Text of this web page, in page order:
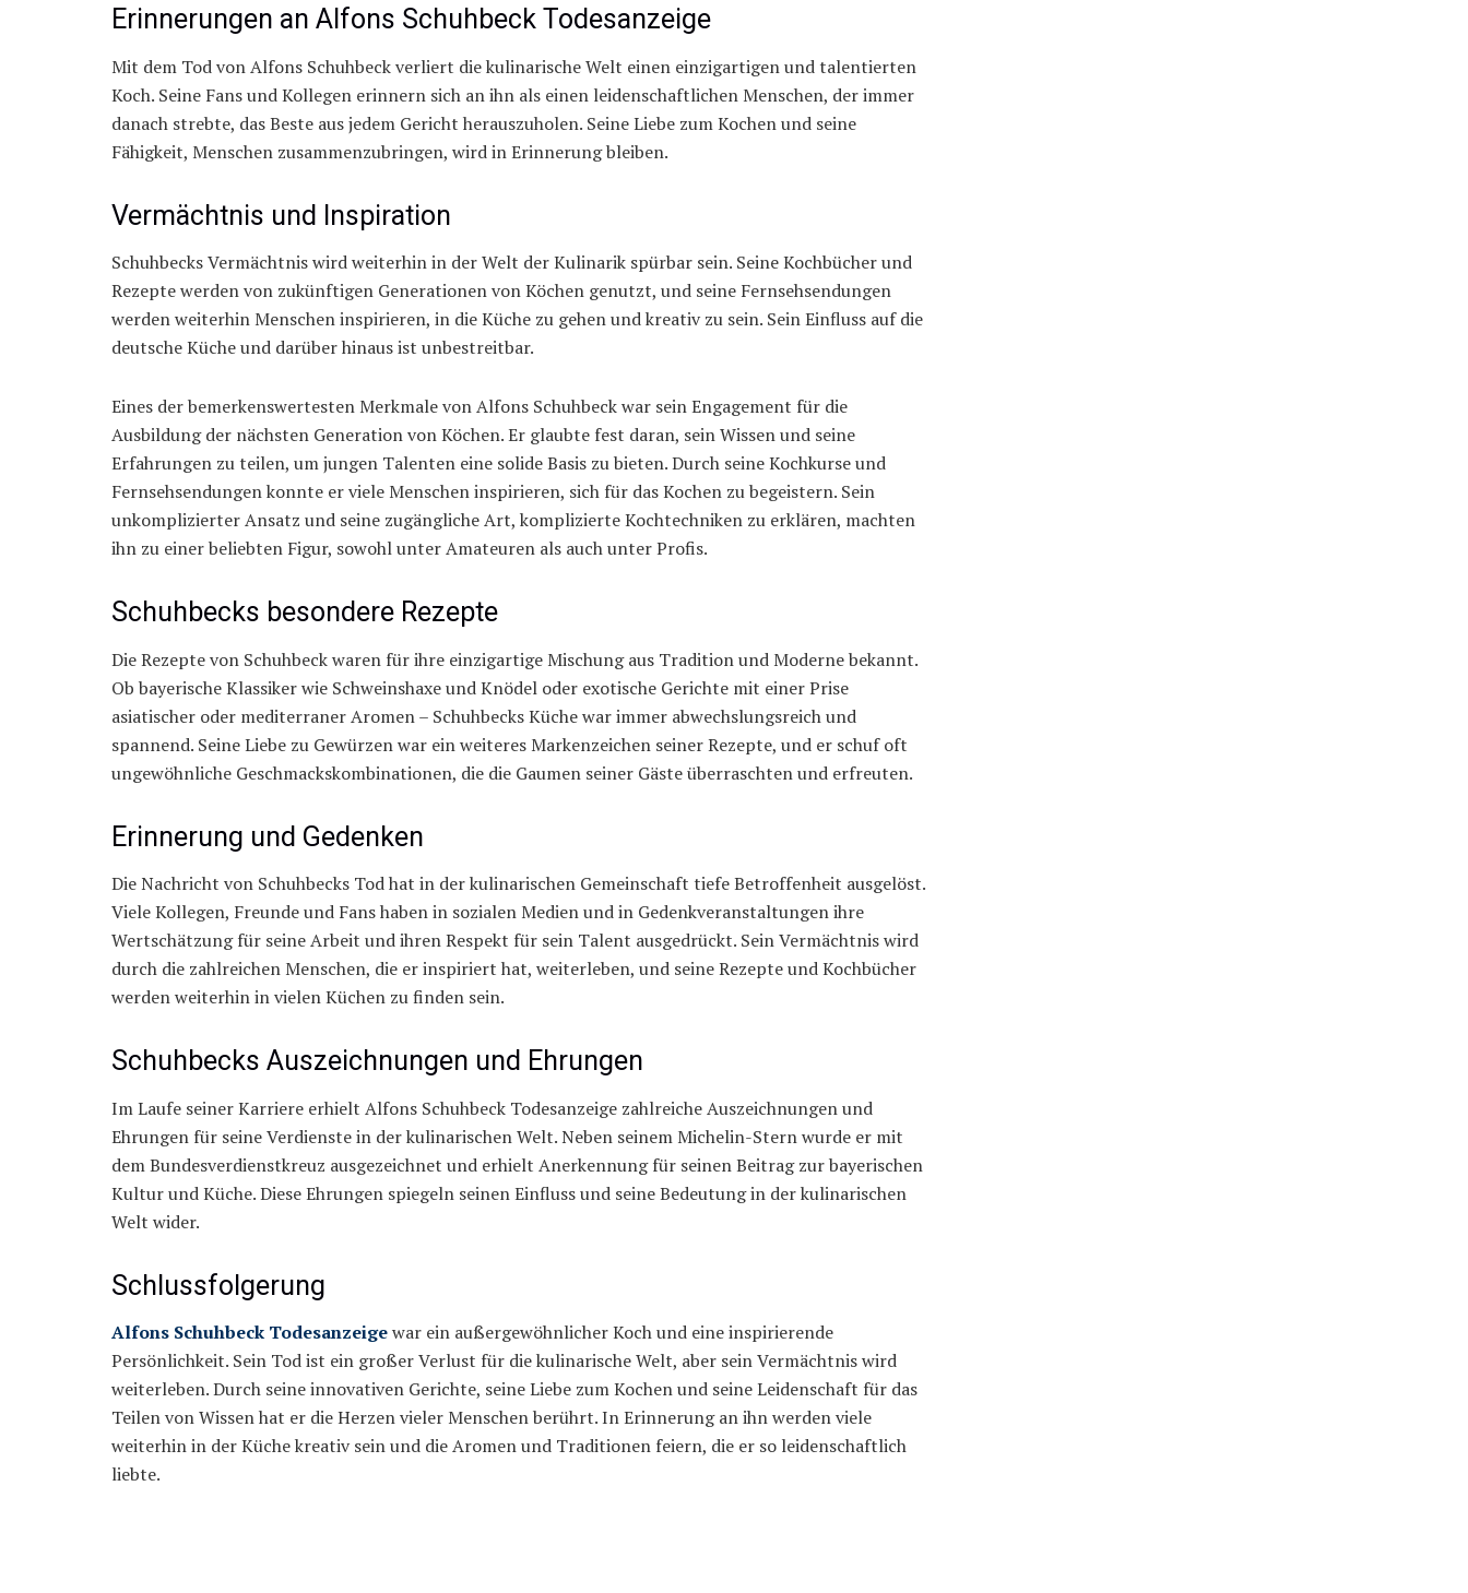
Erinnerungen an Alfons Schuhbeck Todesanzeige
Mit dem Tod von Alfons Schuhbeck verliert die kulinarische Welt einen einzigartigen und talentierten
Koch. Seine Fans und Kollegen erinnern sich an ihn als einen leidenschaftlichen Menschen, der immer
danach strebte, das Beste aus jedem Gericht herauszuholen. Seine Liebe zum Kochen und seine
Fähigkeit, Menschen zusammenzubringen, wird in Erinnerung bleiben.
Vermächtnis und Inspiration
Schuhbecks Vermächtnis wird weiterhin in der Welt der Kulinarik spürbar sein. Seine Kochbücher und
Rezepte werden von zukünftigen Generationen von Köchen genutzt, und seine Fernsehsendungen
werden weiterhin Menschen inspirieren, in die Küche zu gehen und kreativ zu sein. Sein Einfluss auf die
deutsche Küche und darüber hinaus ist unbestreitbar.
Eines der bemerkenswertesten Merkmale von Alfons Schuhbeck war sein Engagement für die
Ausbildung der nächsten Generation von Köchen. Er glaubte fest daran, sein Wissen und seine
Erfahrungen zu teilen, um jungen Talenten eine solide Basis zu bieten. Durch seine Kochkurse und
Fernsehsendungen konnte er viele Menschen inspirieren, sich für das Kochen zu begeistern. Sein
unkomplizierter Ansatz und seine zugängliche Art, komplizierte Kochtechniken zu erklären, machten
ihn zu einer beliebten Figur, sowohl unter Amateuren als auch unter Profis.
Schuhbecks besondere Rezepte
Die Rezepte von Schuhbeck waren für ihre einzigartige Mischung aus Tradition und Moderne bekannt.
Ob bayerische Klassiker wie Schweinshaxe und Knödel oder exotische Gerichte mit einer Prise
asiatischer oder mediterraner Aromen – Schuhbecks Küche war immer abwechslungsreich und
spannend. Seine Liebe zu Gewürzen war ein weiteres Markenzeichen seiner Rezepte, und er schuf oft
ungewöhnliche Geschmackskombinationen, die die Gaumen seiner Gäste überraschten und erfreuten.
Erinnerung und Gedenken
Die Nachricht von Schuhbecks Tod hat in der kulinarischen Gemeinschaft tiefe Betroffenheit ausgelöst.
Viele Kollegen, Freunde und Fans haben in sozialen Medien und in Gedenkveranstaltungen ihre
Wertschätzung für seine Arbeit und ihren Respekt für sein Talent ausgedrückt. Sein Vermächtnis wird
durch die zahlreichen Menschen, die er inspiriert hat, weiterleben, und seine Rezepte und Kochbücher
werden weiterhin in vielen Küchen zu finden sein.
Schuhbecks Auszeichnungen und Ehrungen
Im Laufe seiner Karriere erhielt Alfons Schuhbeck Todesanzeige zahlreiche Auszeichnungen und
Ehrungen für seine Verdienste in der kulinarischen Welt. Neben seinem Michelin-Stern wurde er mit
dem Bundesverdienstkreuz ausgezeichnet und erhielt Anerkennung für seinen Beitrag zur bayerischen
Kultur und Küche. Diese Ehrungen spiegeln seinen Einfluss und seine Bedeutung in der kulinarischen
Welt wider.
Schlussfolgerung
Alfons Schuhbeck Todesanzeigewar ein außergewöhnlicher Koch und eine inspirierende
Persönlichkeit. Sein Tod ist ein großer Verlust für die kulinarische Welt, aber sein Vermächtnis wird
weiterleben. Durch seine innovativen Gerichte, seine Liebe zum Kochen und seine Leidenschaft für das
Teilen von Wissen hat er die Herzen vieler Menschen berührt. In Erinnerung an ihn werden viele
weiterhin in der Küche kreativ sein und die Aromen und Traditionen feiern, die er so leidenschaftlich
liebte.